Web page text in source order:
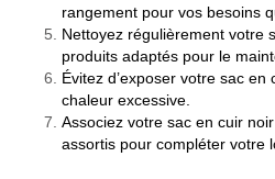
rangement pour vos besoins
Nettoyez régulièrement votre
produits adaptés pour le
Évitez d’exposer votre sac en
chaleur excessive.
Associez votre sac en cuir
assortis pour compléter votre